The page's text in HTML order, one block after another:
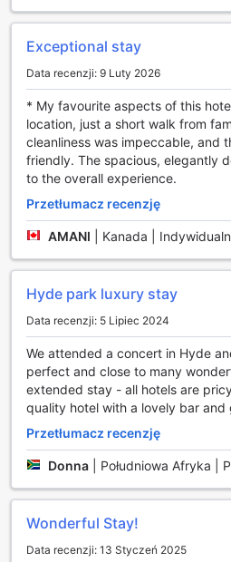
rowery stacjonarne oraz
co sprawia, że każdy znajdzie
Dla tych, którzy pragną jeszcze
opłatą, które zapewnia dostęp do
zaawansowanych urządzeń oraz
indywidualnych sesji
trenerami. Niezależnie od
mogą cieszyć się komfortem i
London Hilton On Park Lane
swoją kondycję fizyczną.
Udogodnienia w London Hilton
London Hilton On Park Lane
sprawią, że każdy pobyt będzie
korzystać z całodobowej obsługi
zamawianie smakołyków o
Dodatkowo, usługi pralni oraz
zapewniają wygodę, eliminując
dbaniem o garderobę. Dla tych,
szybkiego dostępu do swoich
możliwość przechowywania
zameldowanie i wymeldowanie, co
organizację podróży.
zapewnia sejfy w pokojach, a
pomogą w organizacji atrakcji i
osób podróżujących służbowo
salonu executive lounge stanowi
Exceptional stay
Data recenzji: 9 Luty 2026
* My favourite aspects of this
location, just a short walk from
cleanliness was impeccable, and
friendly. The spacious, elegantly
to the overall experience.
Przetłumacz recenzję
AMANI Kanada |
Hyde park luxury stay
Data recenzji: 5 Lipiec 2024
We attended a concert in Hyde
perfect and close to many
extended stay - all hotels are
quality hotel with a lovely bar and
Przetłumacz recenzję
Donna Południowa Afryka |
Wonderful Stay!
Data recenzji: 13 Styczeń 2025